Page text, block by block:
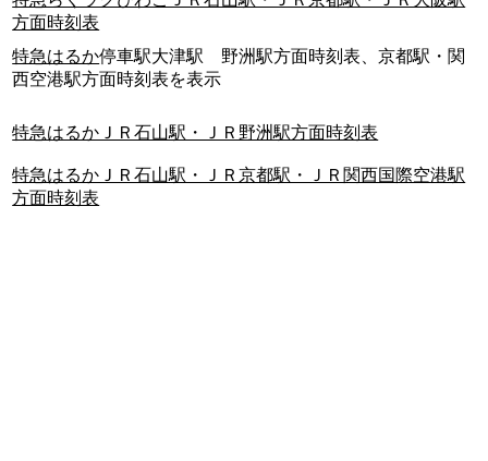
方面時刻表
特急はるか停車駅大津駅 野洲駅方面時刻表、京都駅・関
西空港駅方面時刻表を表示
特急はるかＪＲ石山駅・ＪＲ野洲駅方面時刻表
特急はるかＪＲ石山駅・ＪＲ京都駅・ＪＲ関西国際空港駅
方面時刻表